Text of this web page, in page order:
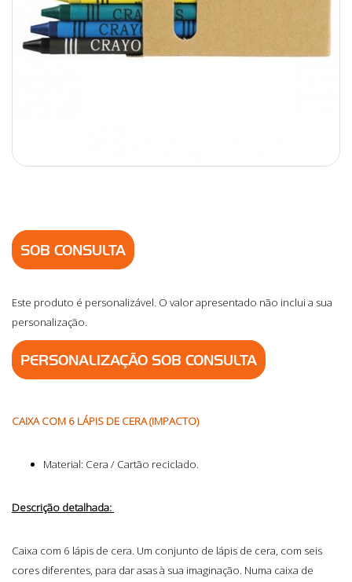
SOB CONSULTA
Este produto é personalizável. O valor apresentado não inclui a sua
personalização.
PERSONALIZAÇÃO SOB CONSULTA
CAIXA COM 6 LÁPIS DE CERA (IMPACTO)
Material: Cera / Cartão reciclado.
Descrição detalhada:
Caixa com 6 lápis de cera. Um conjunto de lápis de cera, com seis
cores diferentes, para dar asas à sua imaginação. Numa caixa de